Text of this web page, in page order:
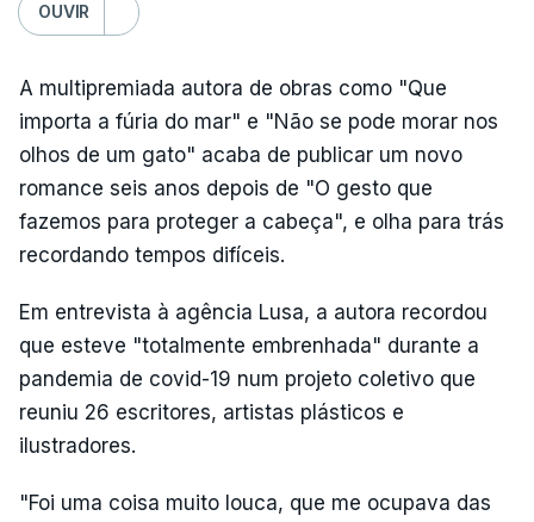
OUVIR
A multipremiada autora de obras como "Que
importa a fúria do mar" e "Não se pode morar nos
olhos de um gato" acaba de publicar um novo
romance seis anos depois de "O gesto que
fazemos para proteger a cabeça", e olha para trás
recordando tempos difíceis.
Em entrevista à agência Lusa, a autora recordou
que esteve "totalmente embrenhada" durante a
pandemia de covid-19 num projeto coletivo que
reuniu 26 escritores, artistas plásticos e
ilustradores.
"Foi uma coisa muito louca, que me ocupava das